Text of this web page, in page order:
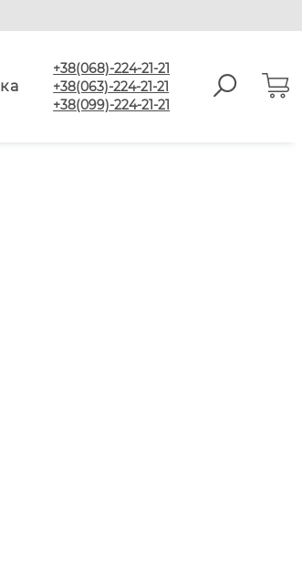
+38(068)-224-21-21
+38(063)-224-21-21
+38(099)-224-21-21